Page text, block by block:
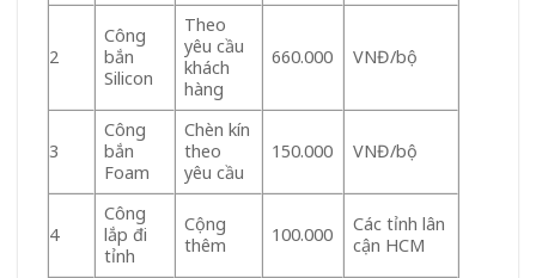
2
Công
bắn
Silicon
Theo
yêu cầu
khách
hàng
660.000 VNĐ/bộ
3
Công
bắn
Foam
Chèn kín
theo
yêu cầu
150.000 VNĐ/bộ
4
Công
lắp đi
tỉnh
Cộng
thêm
100.000
Các tỉnh lân
cận HCM